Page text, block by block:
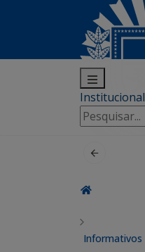
Institucional
Pesquisar
por:
Informativos